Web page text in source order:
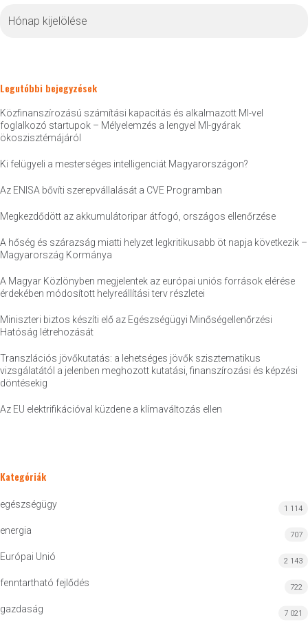
Legutóbbi bejegyzések
Közfinanszírozású számítási kapacitás és alkalmazott MI-vel
foglalkozó startupok – Mélyelemzés a lengyel MI-gyárak
ökoszisztémájáról
Ki felügyeli a mesterséges intelligenciát Magyarországon?
Az ENISA bővíti szerepvállalását a CVE Programban
Megkezdődött az akkumulátoripar átfogó, országos ellenőrzése
A hőség és szárazság miatti helyzet legkritikusabb öt napja következik –
Magyarország Kormánya
A Magyar Közlönyben megjelentek az európai uniós források elérése
érdekében módosított helyreállítási terv részletei
Miniszteri biztos készíti elő az Egészségügyi Minőségellenőrzési
Hatóság létrehozását
Transzlációs jövőkutatás: a lehetséges jövők szisztematikus
vizsgálatától a jelenben meghozott kutatási, finanszírozási és képzési
döntésekig
Az EU elektrifikációval küzdene a klímaváltozás ellen
Kategóriák
egészségügy 1 114
energia 707
Európai Unió 2 143
fenntartható fejlődés 722
gazdaság 7 021